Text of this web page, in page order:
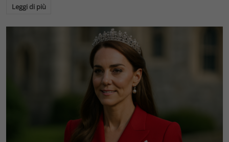
Leggi di più